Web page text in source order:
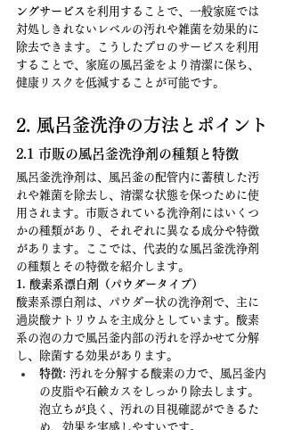
ングサービス を利用することで、一般家庭では
対処しきれないレベルの汚れや雑菌を効果的に
除去できます。こうしたプロのサービスを利用
することで、家庭の風呂釜をより清潔に保ち、
健康リスクを低減することが可能です。
2. 風呂釜洗浄の方法とポイント
2.1 市販の風呂釜洗浄剤の種類と特徴
風呂釜洗浄剤は、風呂釜の配管内に蓄積した汚
れや雑菌を除去し、清潔な状態を保つために使
用されます。市販されている洗浄剤にはいくつ
かの種類があり、それぞれに異なる成分や特徴
があります。ここでは、代表的な風呂釜洗浄剤
の種類とその特徴を紹介します。
1. 酸素系漂白剤（パウダータイプ）
酸素系漂白剤は、パウダー状の洗浄剤で、主に
過炭酸ナトリウムを主成分としています。酸素
系の泡の力で風呂釜内部の汚れを浮かせて分解
し、除菌する効果があります。
特徴: 汚れを分解する酸素の力で、風呂釜内
の皮脂や石鹸カスをしっかり除去します。
泡立ちが良く、汚れの目視確認ができるた
め、効果を実感しやすいです。